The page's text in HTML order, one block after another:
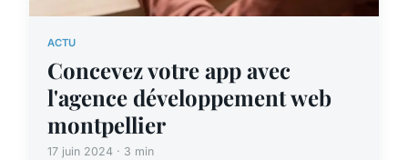
ACTU
Concevez votre app avec
l'agence développement web
montpellier
17 juin 2024 · 3 min